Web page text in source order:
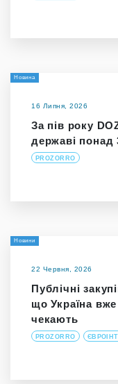
Новина
16 Липня, 2026
За пів року
державі понад
PROZORRO
Новини
22 Червня, 2026
Публічні
що Україна
чекають
PROZORRO